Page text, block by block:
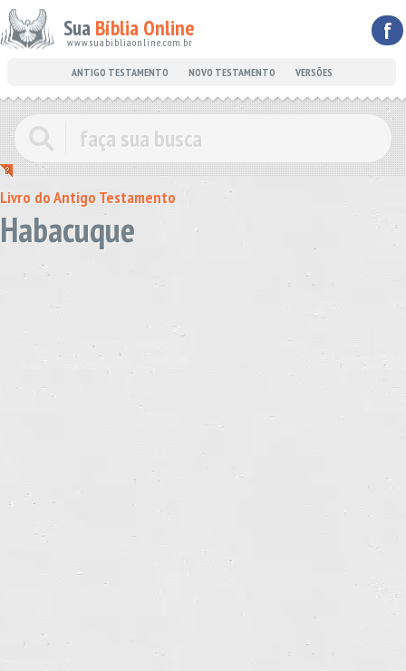
Sua Bíblia Online
www.suabibliaonline.com.br f
ANTIGO TESTAMENTO NOVO TESTAMENTO VERSÕES
Livro do Antigo Testamento
Habacuque